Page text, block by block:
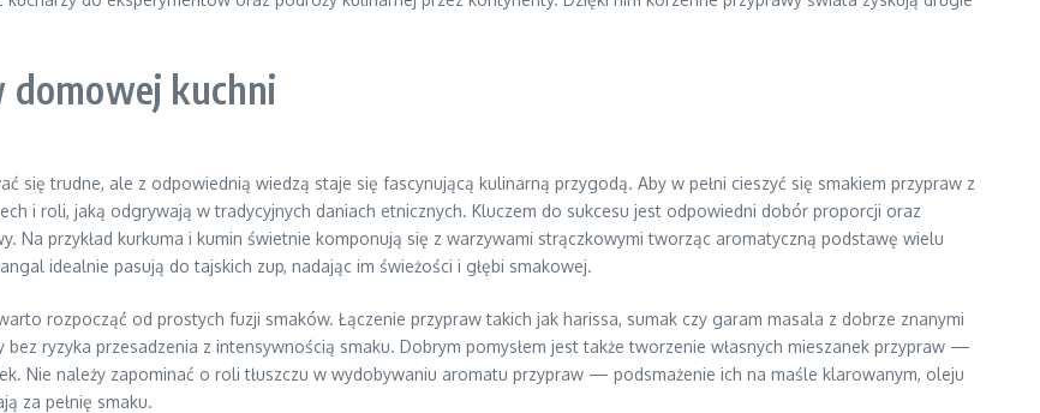
domowej kuchni
się trudne, ale z odpowiednią wiedzą staje się fascynującą kulinarną przygodą. Aby w pełni cieszyć się smakiem przypraw z
i roli, jaką odgrywają w tradycyjnych daniach etnicznych. Kluczem do sukcesu jest odpowiedni dobór proporcji oraz
Na przykład kurkuma i kumin świetnie komponują się z warzywami strączkowymi tworząc aromatyczną podstawę wielu
idealnie pasują do tajskich zup, nadając im świeżości i głębi smakowej.
rozpocząć od prostych fuzji smaków. Łączenie przypraw takich jak harissa, sumak czy garam masala z dobrze znanymi
bez ryzyka przesadzenia z intensywnością smaku. Dobrym pomysłem jest także tworzenie własnych mieszanek przypraw —
Nie należy zapominać o roli tłuszczu w wydobywaniu aromatu przypraw — podsmażenie ich na maśle klarowanym, oleju
za pełnię smaku.